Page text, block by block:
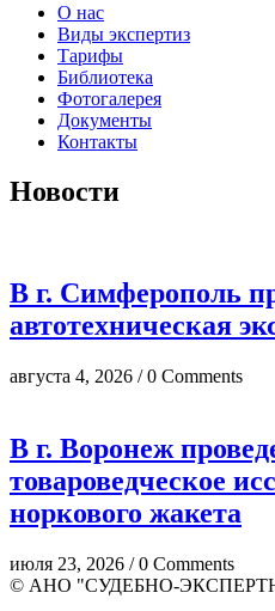
О нас
Виды экспертиз
Тарифы
Библиотека
Фотогалерея
Документы
Контакты
Новости
В г. Симферополь
автотехническая
августа 4, 2026 / 0 Comments
В г. Воронеж
товароведческое
норкового жакета
июля 23, 2026 / 0 Comments
© АНО "СУДЕБНО-